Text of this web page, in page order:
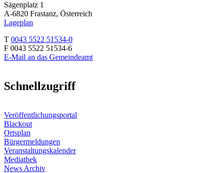
Sägenplatz 1
A-6820 Frastanz, Österreich
Lageplan
T 0043 5522 51534-0
F 0043 5522 51534-6
E-Mail an das Gemeindeamt
Schnellzugriff
Veröffentlichungsportal
Blackout
Ortsplan
Bürgermeldungen
Veranstaltungskalender
Mediathek
News Archiv